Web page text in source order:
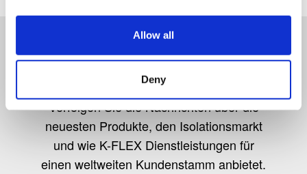
Allow all
Deny
K-Flex news & stories
Verfolgen Sie die Nachrichten über die
neuesten Produkte, den Isolationsmarkt
und wie K-FLEX Dienstleistungen für
einen weltweiten Kundenstamm anbietet.